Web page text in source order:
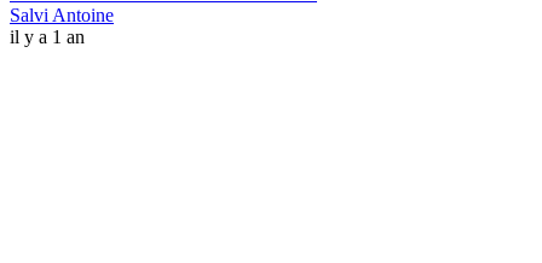
Salvi Antoine
il y a 1 an